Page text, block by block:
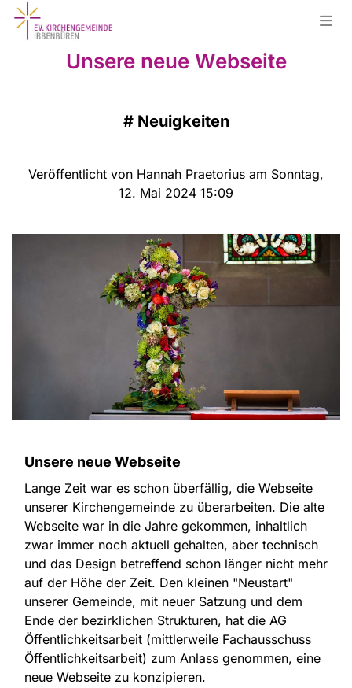
Unsere neue Webseite
# Neuigkeiten
Veröffentlicht von Hannah Praetorius am Sonntag,
12. Mai 2024 15:09
Unsere neue Webseite
Lange Zeit war es schon überfällig, die Webseite
unserer Kirchengemeinde zu überarbeiten. Die alte
Webseite war in die Jahre gekommen, inhaltlich
zwar immer noch aktuell gehalten, aber technisch
und das Design betreffend schon länger nicht mehr
auf der Höhe der Zeit. Den kleinen "Neustart"
unserer Gemeinde, mit neuer Satzung und dem
Ende der bezirklichen Strukturen, hat die AG
Öffentlichkeitsarbeit (mittlerweile Fachausschuss
Öffentlichkeitsarbeit) zum Anlass genommen, eine
neue Webseite zu konzipieren.